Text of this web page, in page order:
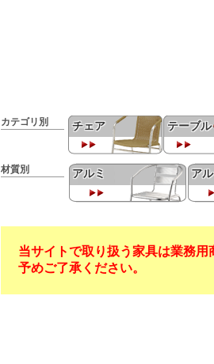
カテゴリ別 チェア テーブル
材質別 アルミ ア
当サイトで取り扱う家具は業務
予めご了承ください。